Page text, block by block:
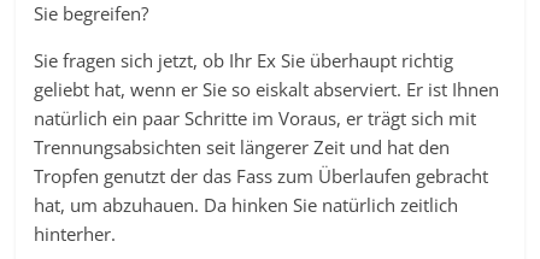
Sie begreifen?
Sie fragen sich jetzt, ob Ihr Ex Sie überhaupt richtig
geliebt hat, wenn er Sie so eiskalt abserviert. Er ist Ihnen
natürlich ein paar Schritte im Voraus, er trägt sich mit
Trennungsabsichten seit längerer Zeit und hat den
Tropfen genutzt der das Fass zum Überlaufen gebracht
hat, um abzuhauen. Da hinken Sie natürlich zeitlich
hinterher.